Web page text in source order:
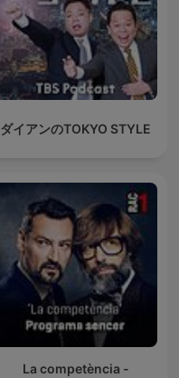
ダイアンのTOKYO STYLE
La competència -